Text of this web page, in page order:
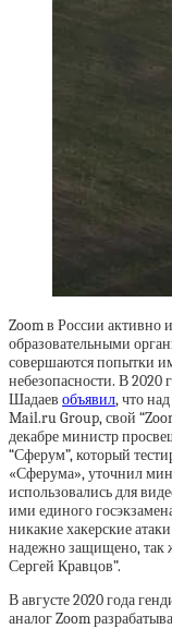
Zoom в России активно
образовательными
совершаются попытки
небезопасности. В 2020
Шадаев объявил, что
Mail.ru Group, свой
декабре министр
“Сферум”, который
«Сферума», уточнил
использовались для
ими единого
никакие хакерские
надежно защищено, так
Сергей Кравцов”.
В августе 2020 года
аналог Zoom